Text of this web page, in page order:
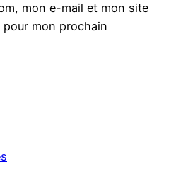
mon e-mail et mon site
mon prochain